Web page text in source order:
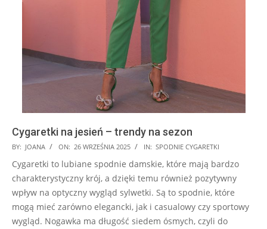
Cygaretki na jesień – trendy na sezon
2025-
09-
26
BY: JOANA ON: 26 WRZEŚNIA 2025 IN: SPODNIE CYGARETKI
Cygaretki to lubiane spodnie damskie, które mają bardzo
charakterystyczny krój, a dzięki temu również pozytywny
wpływ na optyczny wygląd sylwetki. Są to spodnie, które
mogą mieć zarówno elegancki, jak i casualowy czy sportowy
wygląd. Nogawka ma długość siedem ósmych, czyli do